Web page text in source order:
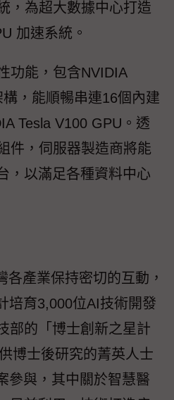
，為超大數據中心打造
加速系統。
功能，包含NVIDIA
，能順暢串連16個內建
Tesla V100 GPU。透
件，伺服器製造商將能
，以滿足各種資料中心
各產業保持密切的互動，
培育3,000位AI技術開發
部的「博士創新之星計
博士後研究的菁英人士
參與，其中關於智慧醫